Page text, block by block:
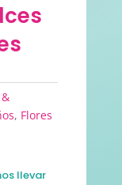
, Flores
llevar